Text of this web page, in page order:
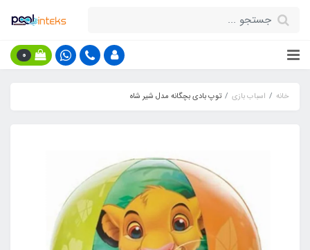
0
خانه اسباب بازی توپ بادی بچگانه مدل شیر شاه